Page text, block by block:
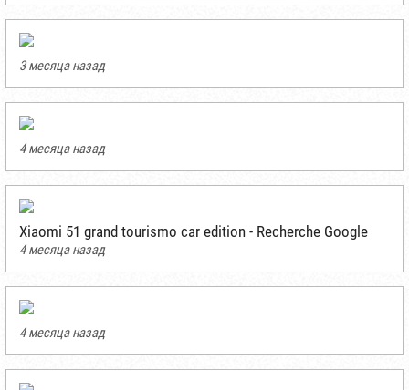
3 месяца назад
4 месяца назад
Xiaomi 51 grand tourismo car edition - Recherche Google
4 месяца назад
4 месяца назад